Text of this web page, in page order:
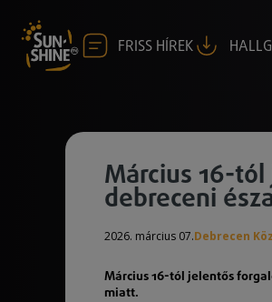
FRISS HÍREK
Március 16-tól
debreceni
2026. március 07.Debrecen
Március 16-tól jelentős
miatt.